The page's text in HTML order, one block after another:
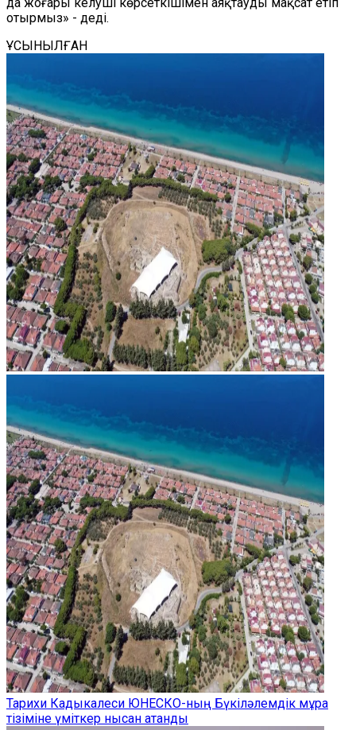
отырмыз» - деді.
ҰСЫНЫЛҒАН
Тарихи Кадыкалеси ЮНЕСКО-ның Бүкіләлемдік мұра
тізіміне үміткер нысан атанды